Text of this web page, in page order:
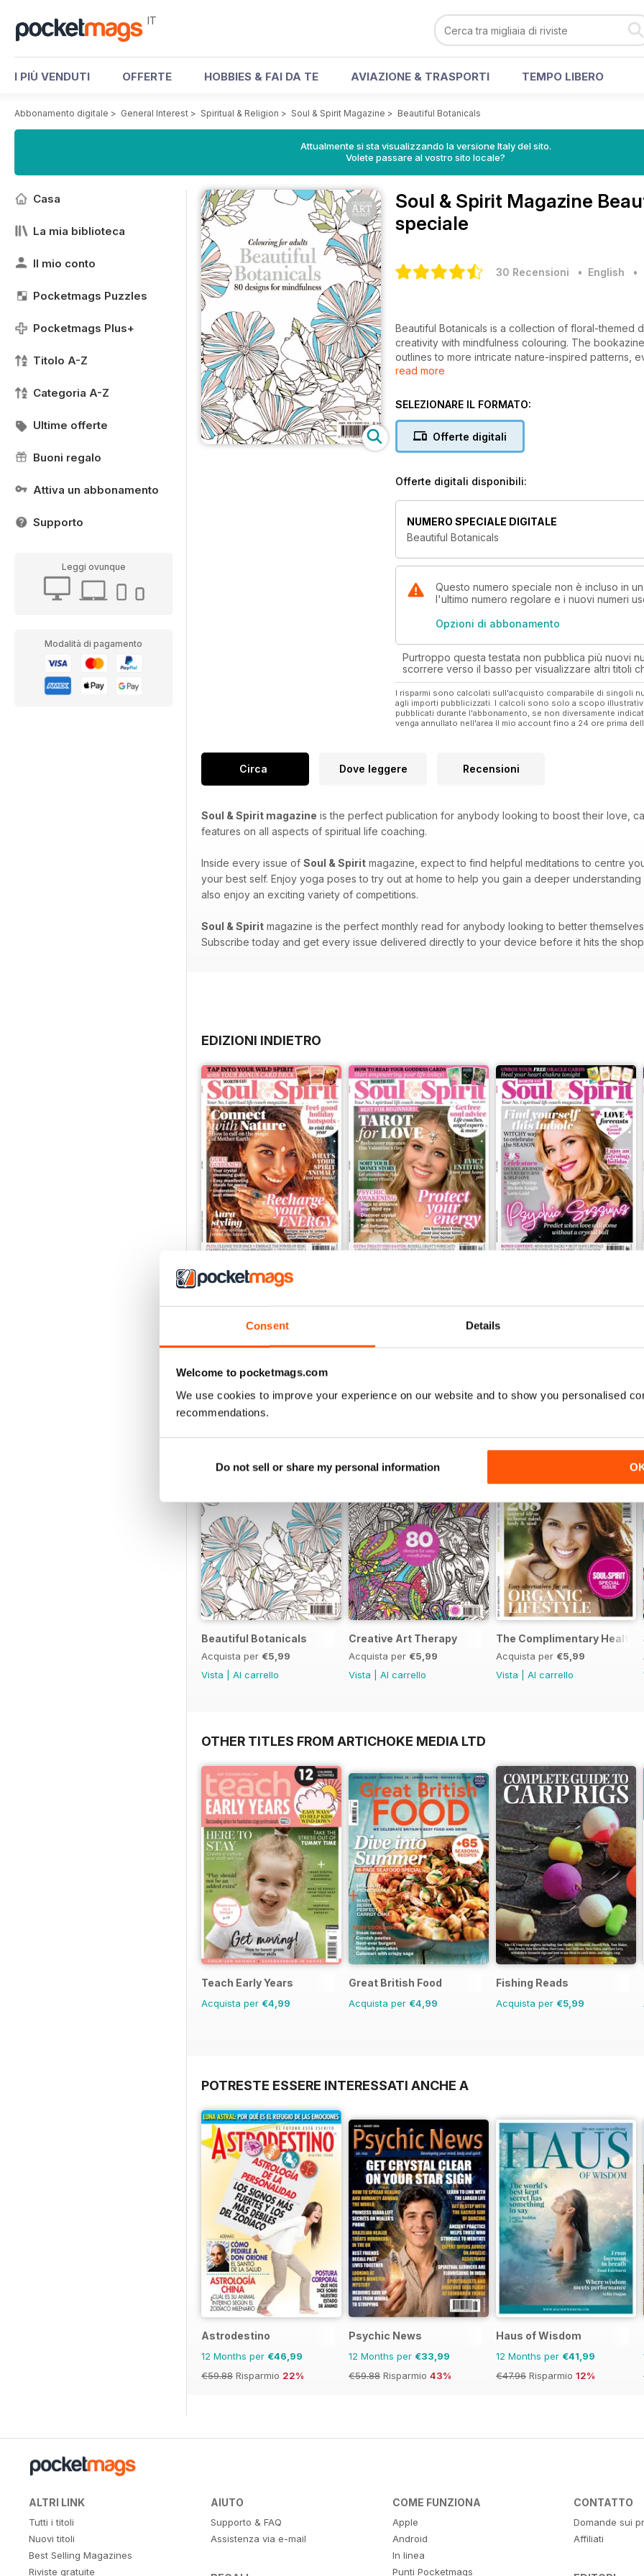
Consent Details
Welcome to pocketmags.com
We use cookies to improve your experience on our website and to show you personalised
recommendations.
Do not sell or share my personal information
IT
I PIÙ VENDUTI OFFERTE HOBBIES & FAI DA TE AVIAZIONE & TRASPORTI TEMPO LIBERO
Abbonamento digitale > General Interest > Spiritual & Religion > Soul & Spirit Magazine > Beautiful Botanicals
Attualmente si sta visualizzando la versione Italy del sito.
Volete passare al vostro sito locale?
Casa
La mia biblioteca
Il mio conto
Pocketmags Puzzles
Pocketmags Plus+
Titolo A-Z
Categoria A-Z
Ultime offerte
Buoni regalo
Attiva un abbonamento
Supporto
Leggi ovunque
Modalità di pagamento
Soul & Spirit Magazine
speciale
30 Recensioni • English •
Beautiful Botanicals is a collection of floral-themed
creativity with mindfulness colouring. The
outlines to more intricate nature-inspired patterns,
or crayons.
read more
SELEZIONARE IL FORMATO:
Offerte digitali
Offerte digitali disponibili:
NUMERO SPECIALE DIGITALE
Beautiful Botanicals
Questo numero speciale non è incluso in
l'ultimo numero regolare e i nuovi numeri
Opzioni di abbonamento
Purtroppo questa testata non pubblica più nuovi
scorrere verso il basso per visualizzare altri titoli
I risparmi sono calcolati sull'acquisto comparabile di singoli
agli importi pubblicizzati. I calcoli sono solo a scopo
pubblicati durante l'abbonamento, se non diversamente
venga annullato nell'area Il mio account fino a 24 ore prima
Circa Dove leggere Recensioni
Soul & Spirit magazine is the perfect publication for anybody looking to boost their love,
features on all aspects of spiritual life coaching.
Inside every issue of Soul & Spirit magazine, expect to find helpful meditations to centre
your best self. Enjoy yoga poses to try out at home to help you gain a deeper
also enjoy an exciting variety of competitions.
Soul & Spirit magazine is the perfect monthly read for anybody looking to better
Subscribe today and get every issue delivered directly to your device before it hits the
EDIZIONI INDIETRO
Apr-23
€5,99
Vista|Al carrello
Vista|Al carrello
Vista|Al carrello
SPECIAL EDITIONS
Beautiful Botanicals
Acquista per €5,99
Vista
Al carrello
Creative Art Therapy
Acquista per €5,99
Vista
Al carrello
The Complimentary Health
Acquista per €5,99
Vista
Al carrello
OTHER TITLES FROM ARTICHOKE MEDIA LTD
Teach Early Years
Acquista per €4,99
Great British Food
Acquista per €4,99
Fishing Reads
Acquista per €5,99
POTRESTE ESSERE INTERESSATI ANCHE A
Astrodestino
12 Months per €46,99
€59.88 Risparmio 22%
Psychic News
12 Months per €33,99
€59.88 Risparmio 43%
Haus of Wisdom
12 Months per €41,99
€47.96 Risparmio 12%
ALTRI LINK
Tutti i titoli
Nuovi titoli
Best Selling Magazines
Riviste gratuite
AIUTO
Supporto & FAQ
Assistenza via e-mail
COME FUNZIONA
Apple
Android
In linea
Punti Pocketmags
CONTATTO
Domande sui
Affiliati